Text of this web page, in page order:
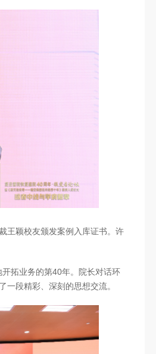
王颖校友颁发案例入库证书。许
拓业务的第40年。院长对话环
段精彩、深刻的思想交流。